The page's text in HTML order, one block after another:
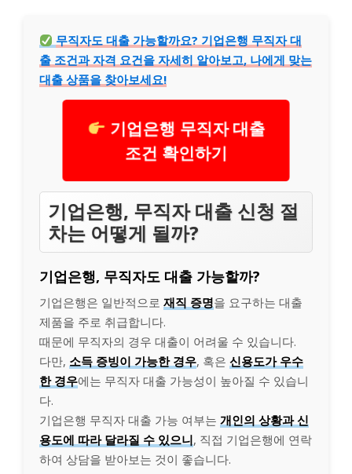
무직자도 대출 가능할까요? 기업은행 무직자 대
출 조건과 자격 요건을 자세히 알아보고, 나에게 맞는
대출 상품을 찾아보세요!
기업은행 무직자 대출
조건 확인하기
기업은행, 무직자 대출 신청 절
차는 어떻게 될까?
기업은행, 무직자도 대출 가능할까?
기업은행은 일반적으로 재직 증명을 요구하는 대출
제품을 주로 취급합니다.
때문에 무직자의 경우 대출이 어려울 수 있습니다.
다만, 소득 증빙이 가능한 경우, 혹은 신용도가 우수
한 경우에는 무직자 대출 가능성이 높아질 수 있습니
다.
기업은행 무직자 대출 가능 여부는 개인의 상황과 신
용도에 따라 달라질 수 있으니, 직접 기업은행에 연락
하여 상담을 받아보는 것이 좋습니다.